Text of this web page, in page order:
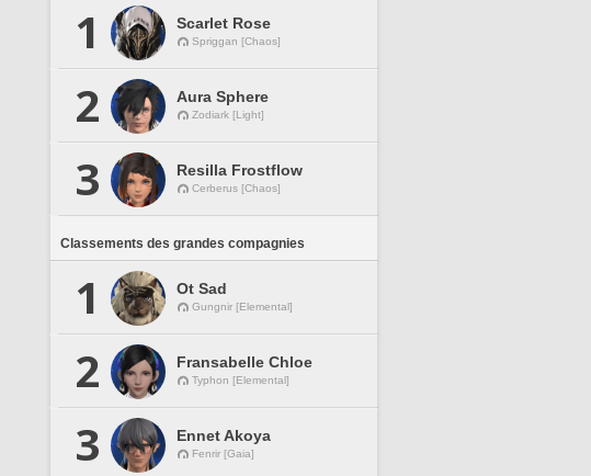
1 Scarlet Rose
Spriggan [Chaos]
2 Aura Sphere
Zodiark [Light]
3 Resilla Frostflow
Cerberus [Chaos]
Classements des grandes compagnies
1 Ot Sad
Gungnir [Elemental]
2 Fransabelle Chloe
Typhon [Elemental]
3 Ennet Akoya
Fenrir [Gaia]